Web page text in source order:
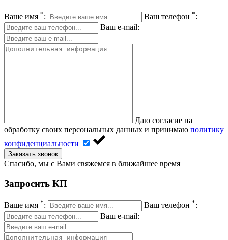
Ваше имя *: Ваш телефон *:
Ваш e-mail:
Даю согласие на
обработку своих персональных данных и принимаю политику
конфиденциальности
Заказать звонок
Спасибо, мы с Вами свяжемся в ближайшее время
Запросить КП
Ваше имя *: Ваш телефон *:
Ваш e-mail: